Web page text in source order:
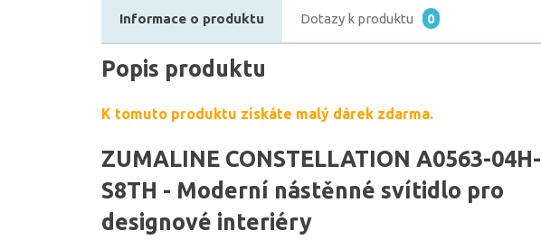
Informace o produktu Dotazy k produktu 0
Popis produktu
K tomuto produktu získáte malý dárek zdarma.
ZUMALINE CONSTELLATION A0563-04H-
S8TH - Moderní nástěnné svítidlo pro
designové interiéry